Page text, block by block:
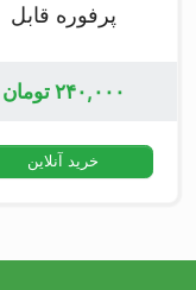
پرفوره قابل
۲۴۰,۰۰۰ تومان
خرید آنلاین